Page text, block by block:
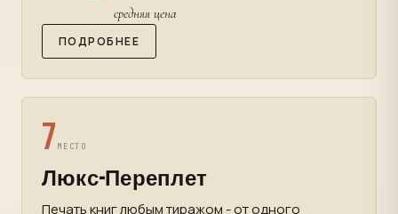
средняя цена
ПОДРОБНЕЕ
7 МЕСТО
Люкс-Переплет
Печать книг любым тиражом - от одного